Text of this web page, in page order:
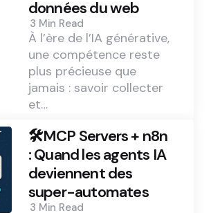
données du web
3 Min Read
À l’ère de l’IA générative,
une compétence reste
plus précieuse que
jamais : savoir collecter
et…
🛠️MCP Servers + n8n
: Quand les agents IA
deviennent des
super-automates
3 Min Read